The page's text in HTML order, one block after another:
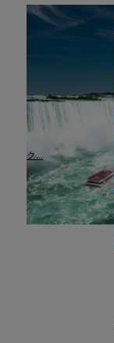
ク...